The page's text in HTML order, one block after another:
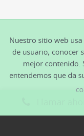
rock. La
éxtasis;
Nuestro sitio web
de usuario, conocer
mejor contenido.
entendemos que da